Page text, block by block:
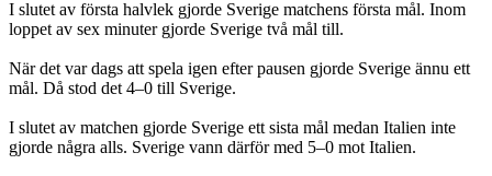
I slutet av första halvlek gjorde Sverige matchens första mål. Inom
loppet av sex minuter gjorde Sverige två mål till.
När det var dags att spela igen efter pausen gjorde Sverige ännu ett
mål. Då stod det 4–0 till Sverige.
I slutet av matchen gjorde Sverige ett sista mål medan Italien inte
gjorde några alls. Sverige vann därför med 5–0 mot Italien.